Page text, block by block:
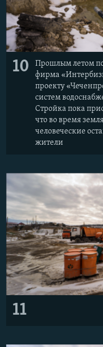
10
Прошлым летом
фирма
проекту
систем
Стройка пока
что во время
человеческие
жители
11